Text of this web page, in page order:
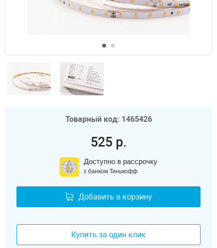
Товарный код: 1465426
525 р.
Доступно в рассрочку
с банком Тинькофф
Добавить в корзину
Купить за один клик